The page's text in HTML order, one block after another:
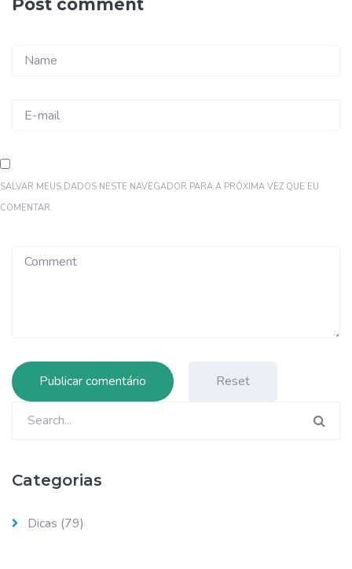
Post comment
SALVAR MEUS DADOS NESTE NAVEGADOR PARA A PRÓXIMA VEZ QUE EU
COMENTAR.
Reset
Categorias
Dicas (79)